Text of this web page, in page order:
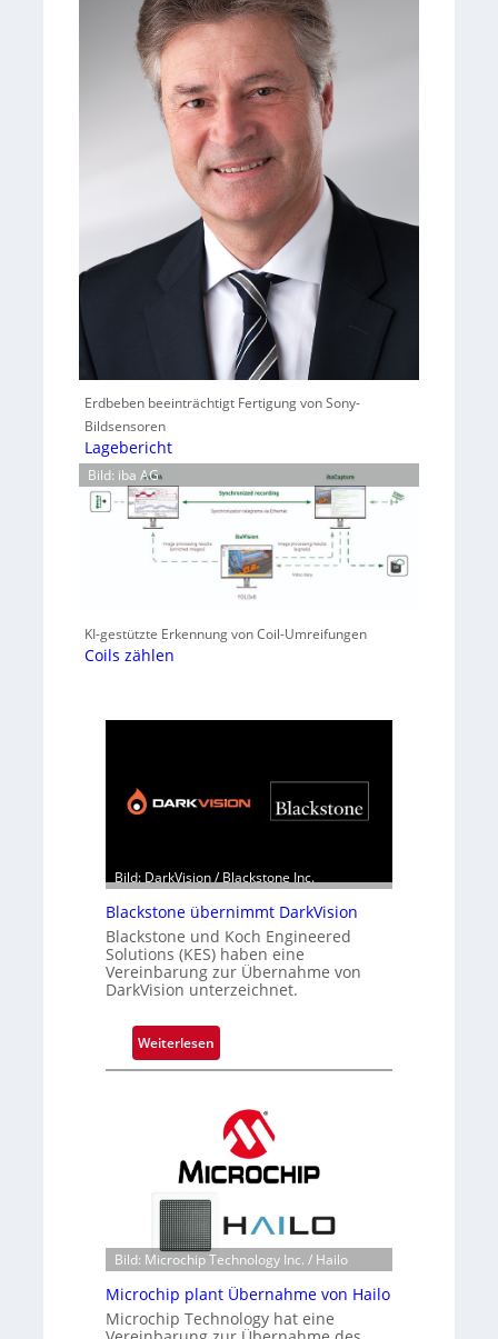
Erdbeben beeinträchtigt Fertigung von Sony-
Bildsensoren
Lagebericht
Bild: iba AG
KI-gestützte Erkennung von Coil-Umreifungen
Coils zählen
Bild: DarkVision / Blackstone Inc.
Blackstone übernimmt DarkVision
Blackstone und Koch Engineered
Solutions (KES) haben eine
Vereinbarung zur Übernahme von
DarkVision unterzeichnet.
Weiterlesen:
B
s
n
e
ü
b
Bild: Microchip Technology Inc. / Hailo
Microchip plant Übernahme von Hailo
Microchip Technology hat eine